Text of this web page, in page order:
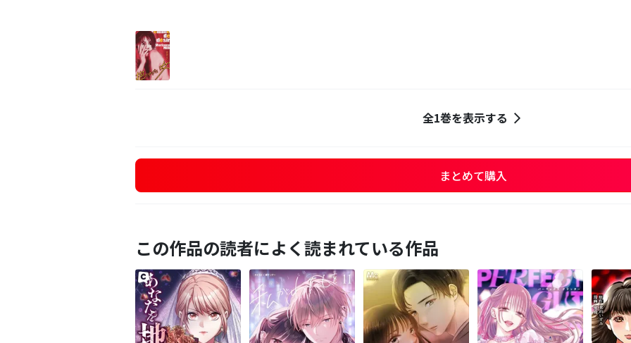
全1巻を表示する
まとめて購入
この作品の読者によく読まれている作品